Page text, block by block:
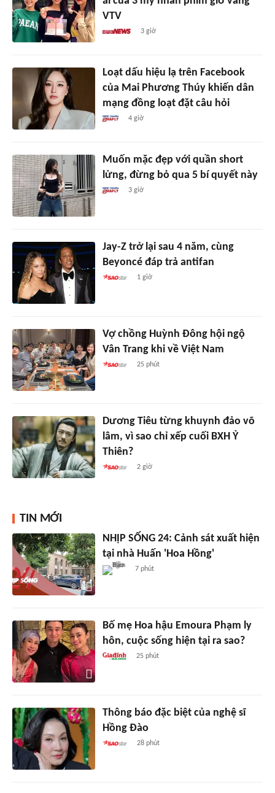
VTV
3 giờ
Loạt dấu hiệu lạ trên Facebook
của Mai Phương Thúy khiến dân
mạng đồng loạt đặt câu hỏi
4 giờ
Muốn mặc đẹp với quần short
lửng, đừng bỏ qua 5 bí quyết này
3 giờ
Jay-Z trở lại sau 4 năm, cùng
Beyoncé đáp trả antifan
1 giờ
Vợ chồng Huỳnh Đông hội ngộ
Vân Trang khi về Việt Nam
25 phút
Dương Tiêu từng khuynh đảo võ
lâm, vì sao chỉ xếp cuối BXH Ỷ
Thiên?
2 giờ
TIN MỚI
NHỊP SỐNG 24: Cảnh sát xuất hiện
tại nhà Huấn 'Hoa Hồng'
7 phút
Bố mẹ Hoa hậu Emoura Phạm ly
hôn, cuộc sống hiện tại ra sao?
25 phút
Thông báo đặc biệt của nghệ sĩ
Hồng Đào
28 phút